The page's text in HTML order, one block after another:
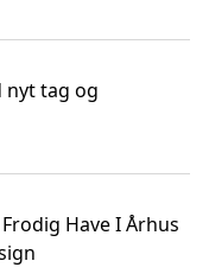
nyt tag og
Have I Århus